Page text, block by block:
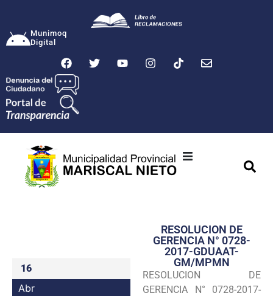
Munimoq
Digital
Transparencia
Seguridad
Programas
16
Abr
RESOLUCION DE
GERENCIA N° 0728-
2017-GDUAAT-
GM/MPMN
RESOLUCION DE
GERENCIA N° 0728-2017-